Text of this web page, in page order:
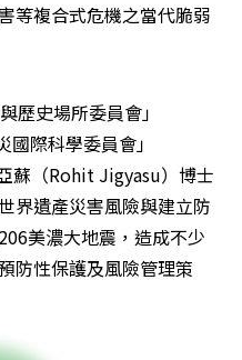
等複合式危機之當代脆弱
歷史場所委員會」
國際科學委員會」
蘇（Rohit Jigyasu）博士
界遺產災害風險與建立防
美濃大地震，造成不少
防性保護及風險管理策